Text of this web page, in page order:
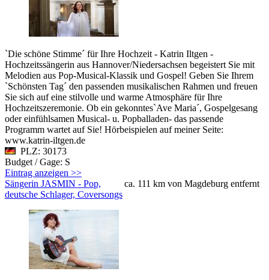
`Die schöne Stimme´ für Ihre Hochzeit - Katrin Iltgen -
Hochzeitssängerin aus Hannover/Niedersachsen begeistert Sie mit
Melodien aus Pop-Musical-Klassik und Gospel! Geben Sie Ihrem
`Schönsten Tag´ den passenden musikalischen Rahmen und freuen
Sie sich auf eine stilvolle und warme Atmosphäre für Ihre
Hochzeitszeremonie. Ob ein gekonntes`Ave Maria´, Gospelgesang
oder einfühlsamen Musical- u. Popballaden- das passende
Programm wartet auf Sie! Hörbeispielen auf meiner Seite:
www.katrin-iltgen.de
PLZ: 30173
Budget / Gage: S
Eintrag anzeigen >>
ca. 111 km von Magdeburg entfernt
Sängerin JASMIN - Pop,
deutsche Schlager, Coversongs